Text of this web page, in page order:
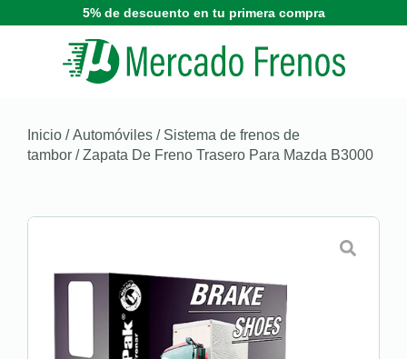
5% de descuento en tu primera compra
Inicio /Automóviles / Sistema de frenos de
tambor / Zapata De Freno Trasero Para Mazda B3000